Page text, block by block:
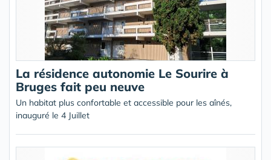
La résidence autonomie Le Sourire à
Bruges fait peu neuve
Un habitat plus confortable et accessible pour les aînés,
inauguré le 4 Juillet